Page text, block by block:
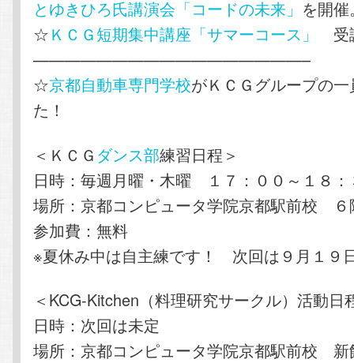
とゆきひろ氏講演会「コードの未来」 を開
☆ＫＣＧ短期集中講座「サマーコース」
受
—————————————————–
☆京都自動車専門学校がＫＣＧグループの
た！
＜ＫＣＧ ダンス部練習日程＞
日時：毎週月曜・木曜 １７：００～１８：
場所：京都コンピュータ学院京都駅前校 ６
参加費：無料
※夏休み中は自主練です！ 次回は９月１９
＜KCG-Kitchen（料理研究サークル）活動日
日時：次回は未定
場所：京都コンピュータ学院京都駅前校 新